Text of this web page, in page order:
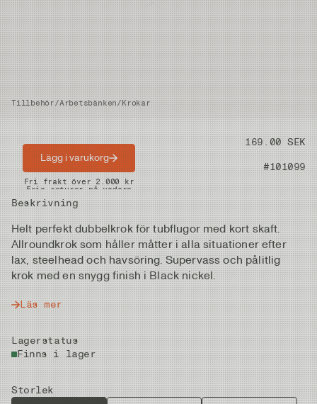
Tillbehör/Arbetsbänken/Krokar
Pris 169.00 SEK
Artikelnummer #101099
Beskrivning
Helt perfekt dubbelkrok för tubflugor med kort skaft.
Allroundkrok som håller måtter i alla situationer efter
lax, steelhead och havsöring. Supervass och pålitlig
krok med en snygg finish i Black nickel.
Läs mer
Lagerstatus
Finns i lager
Storlek
Lägg i varukorg
Snabba leveranser
Fri frakt över 2.000 kr
Fria returer på vadare